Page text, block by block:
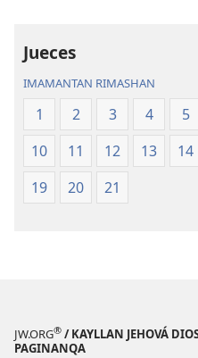
Jueces
IMAMANTAN RIMASHAN
1 2 3 4 5
10
11 12 13 14
19
20 21
JW.ORG® / KAYLLAN JEHOVÁ
PAGINANQA